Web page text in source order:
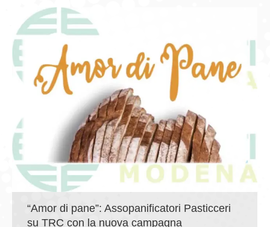
“Amor di pane”: Assopanificatori Pasticceri
su TRC con la nuova campagna